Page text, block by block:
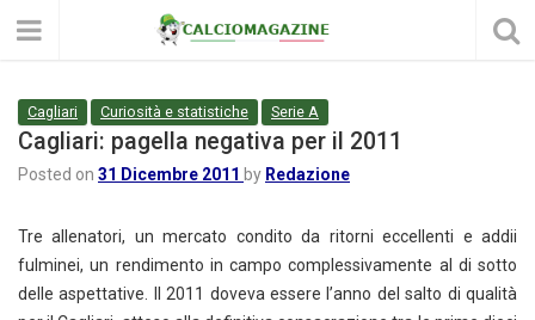
Cagliari Curiosità e statistiche Serie A
Cagliari: pagella negativa per il 2011
Posted on 31 Dicembre 2011 by Redazione
Tre allenatori, un mercato condito da ritorni eccellenti e addii
fulminei, un rendimento in campo complessivamente al di sotto
delle aspettative. Il 2011 doveva essere l’anno del salto di qualità